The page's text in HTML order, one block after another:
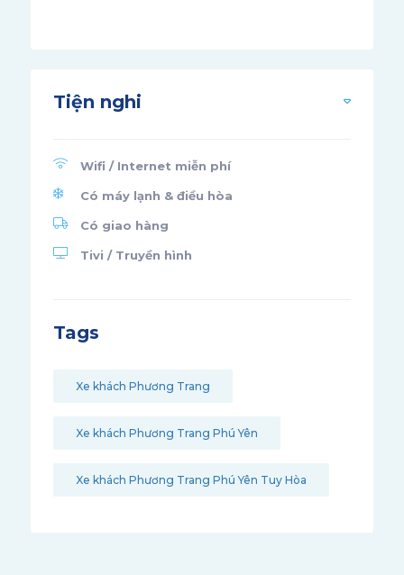
Tiện nghi
Wifi / Internet miễn phí
Có máy lạnh & điều hòa
Có giao hàng
Tivi / Truyền hình
Tags
Xe khách Phương Trang
Xe khách Phương Trang Phú Yên
Xe khách Phương Trang Phú Yên Tuy Hòa